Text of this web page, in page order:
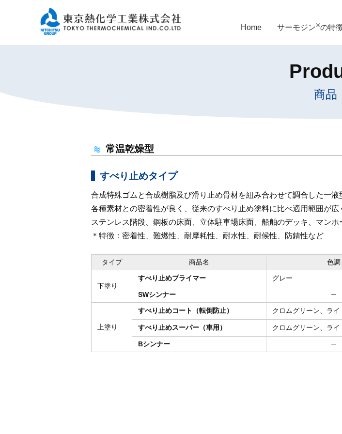
Home サーモジン®の特
商品
常温乾燥型
すべり止めタイプ
合成特殊ゴムと合成樹脂及び滑り止め骨材を組み合わせて調合した一液
各種素材との密着性が良く、従来のすべり止め塗料に比べ適用範囲が広
ステンレス階段、鋼板の床面、立体駐車場床面、船舶のデッキ、マン
＊特徴：密着性、難燃性、耐摩耗性、耐水性、耐候性、防錆性など
タイプ 商品名 色調
下塗り
すべり止めプライマー グレー
SWシンナー ─
上塗り
すべり止めコート（転倒防止） クロムグリーン、ライ
すべり止めスーパー（車用） クロムグリーン、ライ
Bシンナー ─